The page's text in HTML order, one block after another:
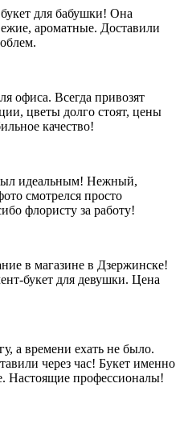
для бабушки! Она
ароматные. Доставили
офиса. Всегда привозят
цветы долго стоят, цены
качество!
идеальным! Нежный,
смотрелся просто
флористу за работу!
в магазине в Дзержинске!
букет для девушки. Цена
а времени ехать не было.
через час! Букет именно
Настоящие профессионалы!